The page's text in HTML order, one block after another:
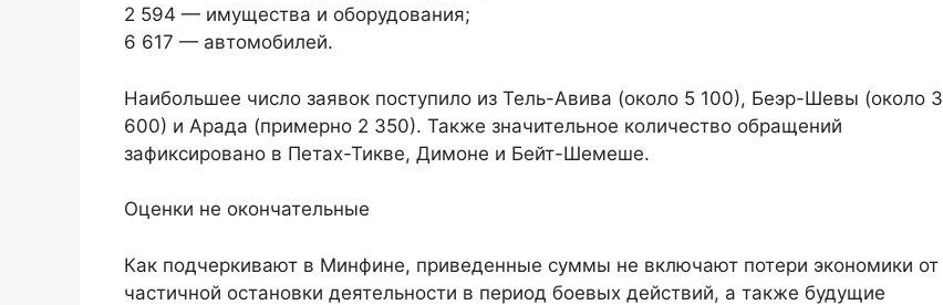
2 594 — имущества и оборудования;
6 617 — автомобилей.
Наибольшее число заявок поступило из Тель-Авива (около 5 100), Беэр-Шевы (около 3
600) и Арада (примерно 2 350). Также значительное количество обращений
зафиксировано в Петах-Тикве, Димоне и Бейт-Шемеше.
Оценки не окончательные
Как подчеркивают в Минфине, приведенные суммы не включают потери экономики от
частичной остановки деятельности в период боевых действий, а также будущие